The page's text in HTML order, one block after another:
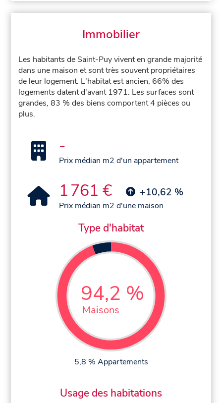
Immobilier
Les habitants de Saint-Puy vivent en grande majorité
dans une maison et sont très souvent propriétaires
de leur logement. L'habitat est ancien, 66% des
logements datent d'avant 1971. Les surfaces sont
grandes, 83 % des biens comportent 4 pièces ou
plus.
-
Prix médian m2 d'un appartement
1 761 € +10,62 %
Prix médian m2 d'une maison
Type d'habitat
94,2 %
Maisons
5,8 % Appartements
Usage des habitations